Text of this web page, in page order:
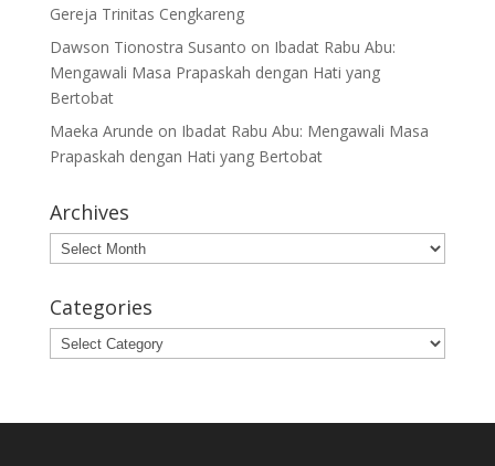
Gereja Trinitas Cengkareng
Dawson Tionostra Susanto on Ibadat Rabu Abu:
Mengawali Masa Prapaskah dengan Hati yang
Bertobat
Maeka Arunde on Ibadat Rabu Abu: Mengawali Masa
Prapaskah dengan Hati yang Bertobat
Archives
Archives
Categories
Categories